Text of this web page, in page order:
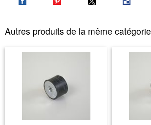
Autres produits de la même catégorie